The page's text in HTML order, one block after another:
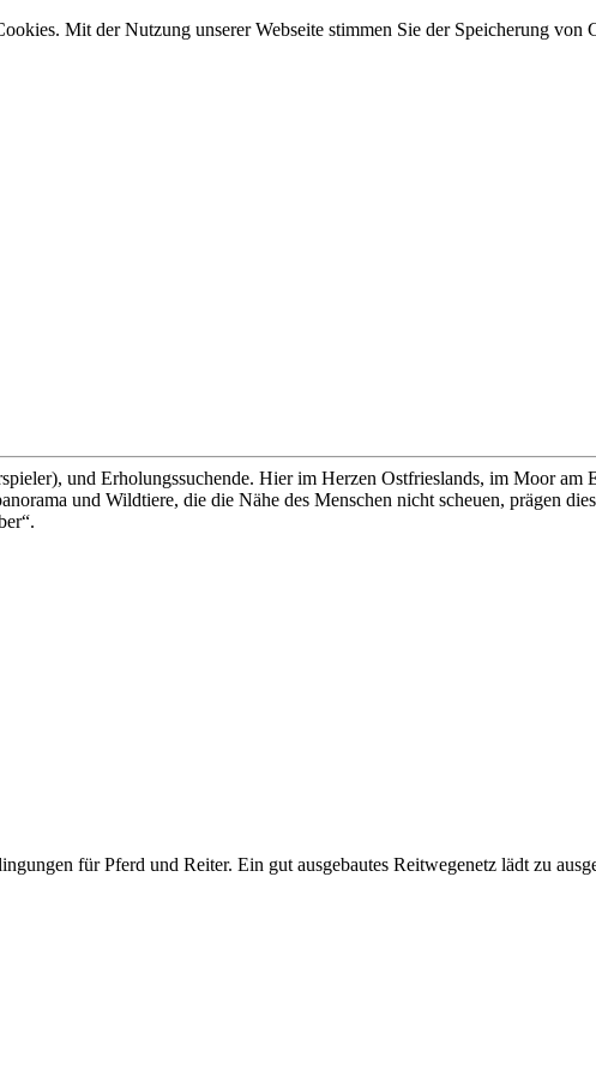
Mit der Nutzung unserer Webseite stimmen Sie der Speicherung von
und Erholungssuchende. Hier im Herzen Ostfrieslands, im Moor
und Wildtiere, die die Nähe des Menschen nicht scheuen, prägen
für Pferd und Reiter. Ein gut ausgebautes Reitwegenetz lädt zu